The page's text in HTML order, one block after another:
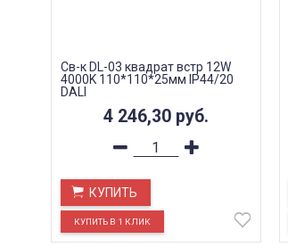
Св-к DL-03 квадрат встр 12W
4000K 110*110*25мм IP44/20
DALI
4 246,30 руб.
КУПИТЬ